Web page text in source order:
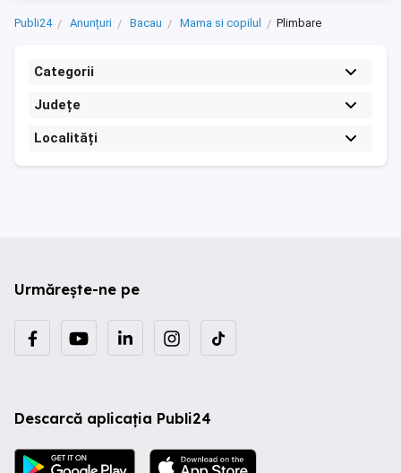
Publi24 Anunțuri Bacau Mama si copilul Plimbare
Categorii
Județe
Localități
Urmărește-ne pe
Descarcă aplicația Publi24